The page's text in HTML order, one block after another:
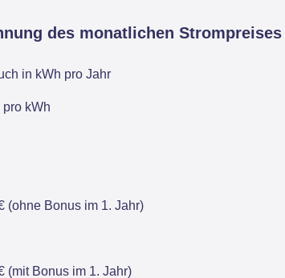
des monatlichen Strompreises
in kWh pro Jahr
kWh
(ohne Bonus im 1. Jahr)
(mit Bonus im 1. Jahr)